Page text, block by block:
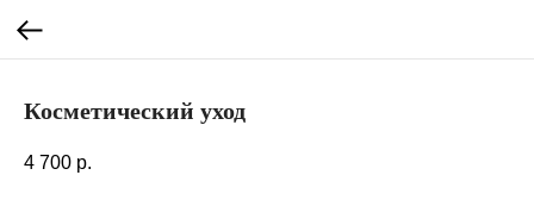
Косметический уход
4 700 р.